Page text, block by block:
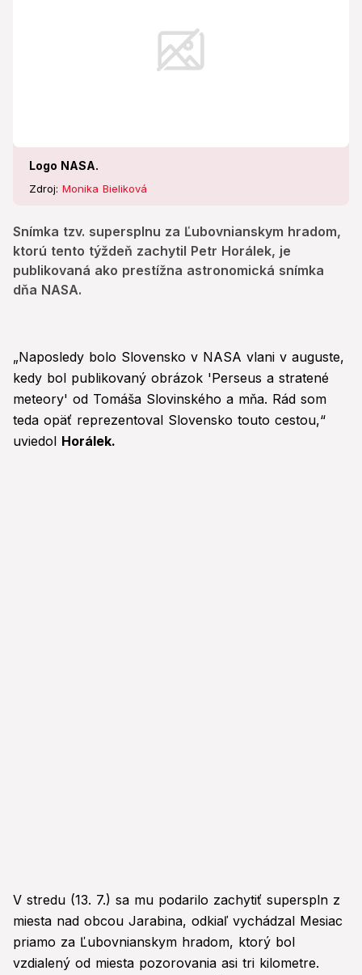
Logo NASA.
Zdroj: Monika Bieliková
Snímka tzv. supersplnu za Ľubovnianskym hradom,
ktorú tento týždeň zachytil Petr Horálek, je
publikovaná ako prestížna astronomická snímka
dňa NASA.
„Naposledy bolo Slovensko v NASA vlani v auguste,
kedy bol publikovaný obrázok 'Perseus a stratené
meteory' od Tomáša Slovinského a mňa. Rád som
teda opäť reprezentoval Slovensko touto cestou,“
uviedol Horálek.
V stredu (13. 7.) sa mu podarilo zachytiť superspln z
miesta nad obcou Jarabina, odkiaľ vychádzal Mesiac
priamo za Ľubovnianskym hradom, ktorý bol
vzdialený od miesta pozorovania asi tri kilometre.